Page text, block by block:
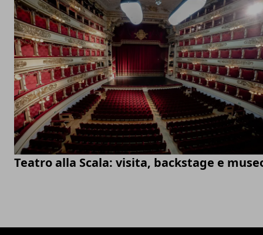
Teatro alla Scala: visita, backstage e